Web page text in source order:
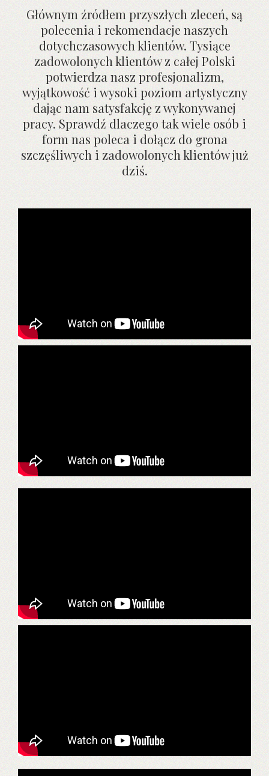
Głównym źródłem przyszłych zleceń, są
polecenia i rekomendacje naszych
dotychczasowych klientów. Tysiące
zadowolonych klientów z całej Polski
potwierdza nasz profesjonalizm,
wyjątkowość i wysoki poziom artystyczny
dając nam satysfakcję z wykonywanej
pracy. Sprawdź dlaczego tak wiele osób i
form nas poleca i dołącz do grona
szczęśliwych i zadowolonych klientów już
dziś.